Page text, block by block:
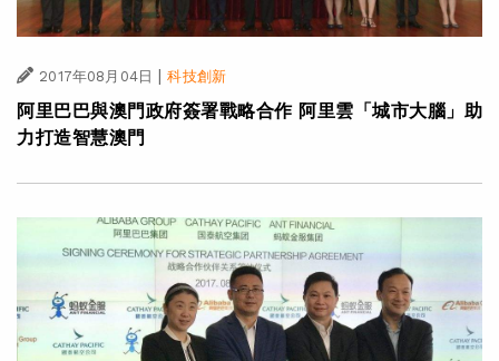
2017年08月04日 科技創新
阿里巴巴與澳門政府簽署戰略合作 阿里雲「城市大腦」助
力打造智慧澳門